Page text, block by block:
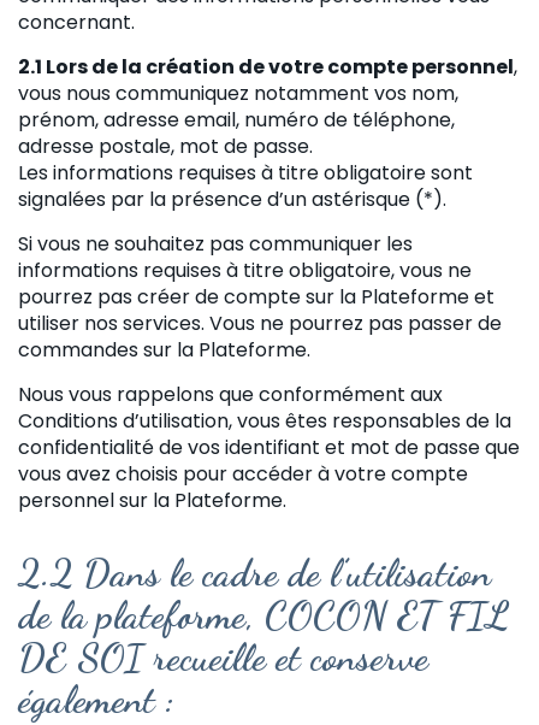
concernant.
2.1 Lors de la création de votre compte personnel,
vous nous communiquez notamment vos nom,
prénom, adresse email, numéro de téléphone,
adresse postale, mot de passe.
Les informations requises à titre obligatoire sont
signalées par la présence d’un astérisque (*).
Si vous ne souhaitez pas communiquer les
informations requises à titre obligatoire, vous ne
pourrez pas créer de compte sur la Plateforme et
utiliser nos services. Vous ne pourrez pas passer de
commandes sur la Plateforme.
Nous vous rappelons que conformément aux
Conditions d’utilisation, vous êtes responsables de la
confidentialité de vos identifiant et mot de passe que
vous avez choisis pour accéder à votre compte
personnel sur la Plateforme.
2.2 Dans le cadre de l’utilisation
de la plateforme, COCON ET FIL
DE SOI recueille et conserve
également :